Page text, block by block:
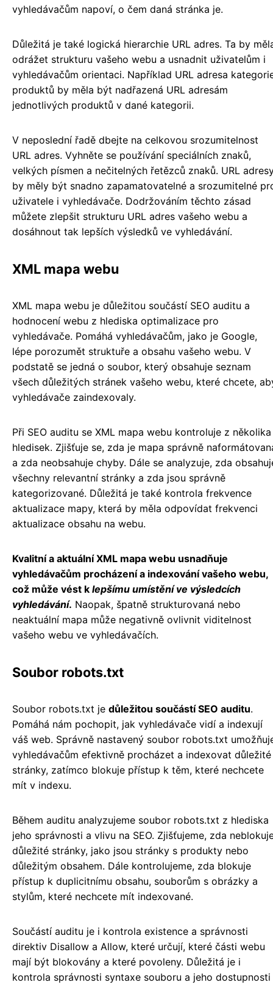
vyhledávačům napoví, o čem daná stránka je.
Důležitá je také logická hierarchie URL adres. Ta by
odrážet strukturu vašeho webu a usnadnit uživatelům i
vyhledávačům orientaci. Například URL adresa
produktů by měla být nadřazená URL adresám
jednotlivých produktů v dané kategorii.
V neposlední řadě dbejte na celkovou srozumitelnost
URL adres. Vyhněte se používání speciálních znaků,
velkých písmen a nečitelných řetězců znaků. URL
by měly být snadno zapamatovatelné a srozumitelné
uživatele i vyhledávače. Dodržováním těchto zásad
můžete zlepšit strukturu URL adres vašeho webu a
dosáhnout tak lepších výsledků ve vyhledávání.
XML mapa webu
XML mapa webu je důležitou součástí SEO auditu a
hodnocení webu z hlediska optimalizace pro
vyhledávače. Pomáhá vyhledávačům, jako je Google,
lépe porozumět struktuře a obsahu vašeho webu. V
podstatě se jedná o soubor, který obsahuje seznam
všech důležitých stránek vašeho webu, které chcete,
vyhledávače zaindexovaly.
Při SEO auditu se XML mapa webu kontroluje z několika
hledisek. Zjišťuje se, zda je mapa správně
a zda neobsahuje chyby. Dále se analyzuje, zda
všechny relevantní stránky a zda jsou správně
kategorizované. Důležitá je také kontrola frekvence
aktualizace mapy, která by měla odpovídat frekvenci
aktualizace obsahu na webu.
Kvalitní a aktuální XML mapa webu usnadňuje
vyhledávačům procházení a indexování vašeho webu,
což může vést k lepšímu umístění ve výsledcích
vyhledávání. Naopak, špatně strukturovaná nebo
neaktuální mapa může negativně ovlivnit viditelnost
vašeho webu ve vyhledávačích.
Soubor robots.txt
Soubor robots.txt je důležitou součástí SEO auditu.
Pomáhá nám pochopit, jak vyhledávače vidí a indexují
váš web. Správně nastavený soubor robots.txt
vyhledávačům efektivně procházet a indexovat důležité
stránky, zatímco blokuje přístup k těm, které nechcete
mít v indexu.
Během auditu analyzujeme soubor robots.txt z hlediska
jeho správnosti a vlivu na SEO. Zjišťujeme, zda
důležité stránky, jako jsou stránky s produkty nebo
důležitým obsahem. Dále kontrolujeme, zda blokuje
přístup k duplicitnímu obsahu, souborům s obrázky a
stylům, které nechcete mít indexované.
Součástí auditu je i kontrola existence a správnosti
direktiv Disallow a Allow, které určují, které části webu
mají být blokovány a které povoleny. Důležitá je i
kontrola správnosti syntaxe souboru a jeho dostupnosti